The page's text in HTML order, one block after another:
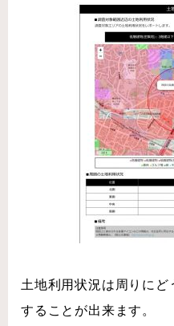
土地利用状況は周りに
することが出来ます。